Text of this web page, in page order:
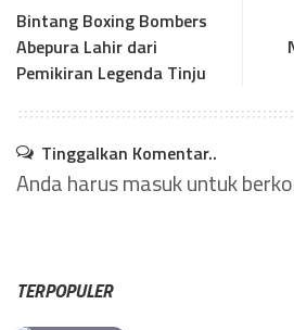
Bintang Boxing Bombers
Abepura Lahir dari
Pemikiran Legenda Tinju
Tinggalkan Komentar..
Anda harusmasukuntuk
TERPOPULER